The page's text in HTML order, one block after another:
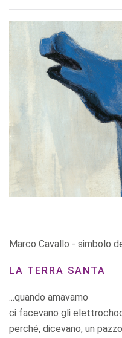
Marco Cavallo - simbolo
LA TERRA SANTA
...quando amavamo
ci facevano gli
perché, dicevano, un pazzo